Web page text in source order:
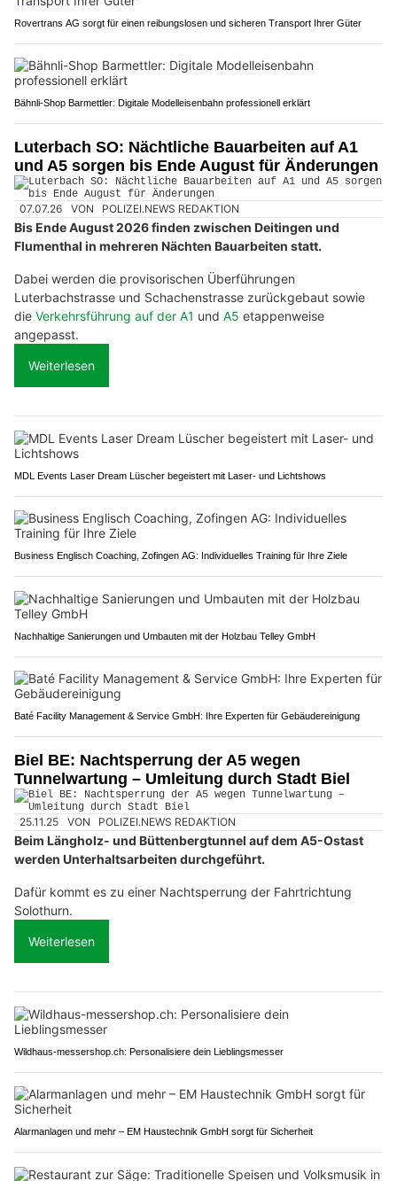
Rovertrans AG sorgt für einen reibungslosen und sicheren Transport Ihrer Güter
Bähnli-Shop Barmettler: Digitale Modelleisenbahn professionell erklärt
Luterbach SO: Nächtliche Bauarbeiten auf A1
und A5 sorgen bis Ende August für Änderungen
07.07.26 VON POLIZEI.NEWS REDAKTION
Bis Ende August 2026 finden zwischen Deitingen und
Flumenthal in mehreren Nächten Bauarbeiten statt.
Dabei werden die provisorischen Überführungen
Luterbachstrasse und Schachenstrasse zurückgebaut sowie
die Verkehrsführung auf der A1 und A5 etappenweise
angepasst.
Weiterlesen
MDL Events Laser Dream Lüscher begeistert mit Laser- und Lichtshows
Business Englisch Coaching, Zofingen AG: Individuelles Training für Ihre Ziele
Nachhaltige Sanierungen und Umbauten mit der Holzbau Telley GmbH
Baté Facility Management & Service GmbH: Ihre Experten für Gebäudereinigung
Biel BE: Nachtsperrung der A5 wegen
Tunnelwartung – Umleitung durch Stadt Biel
25.11.25 VON POLIZEI.NEWS REDAKTION
Beim Längholz- und Büttenbergtunnel auf dem A5-Ostast
werden Unterhaltsarbeiten durchgeführt.
Dafür kommt es zu einer Nachtsperrung der Fahrtrichtung
Solothurn.
Weiterlesen
Wildhaus-messershop.ch: Personalisiere dein Lieblingsmesser
Alarmanlagen und mehr – EM Haustechnik GmbH sorgt für Sicherheit